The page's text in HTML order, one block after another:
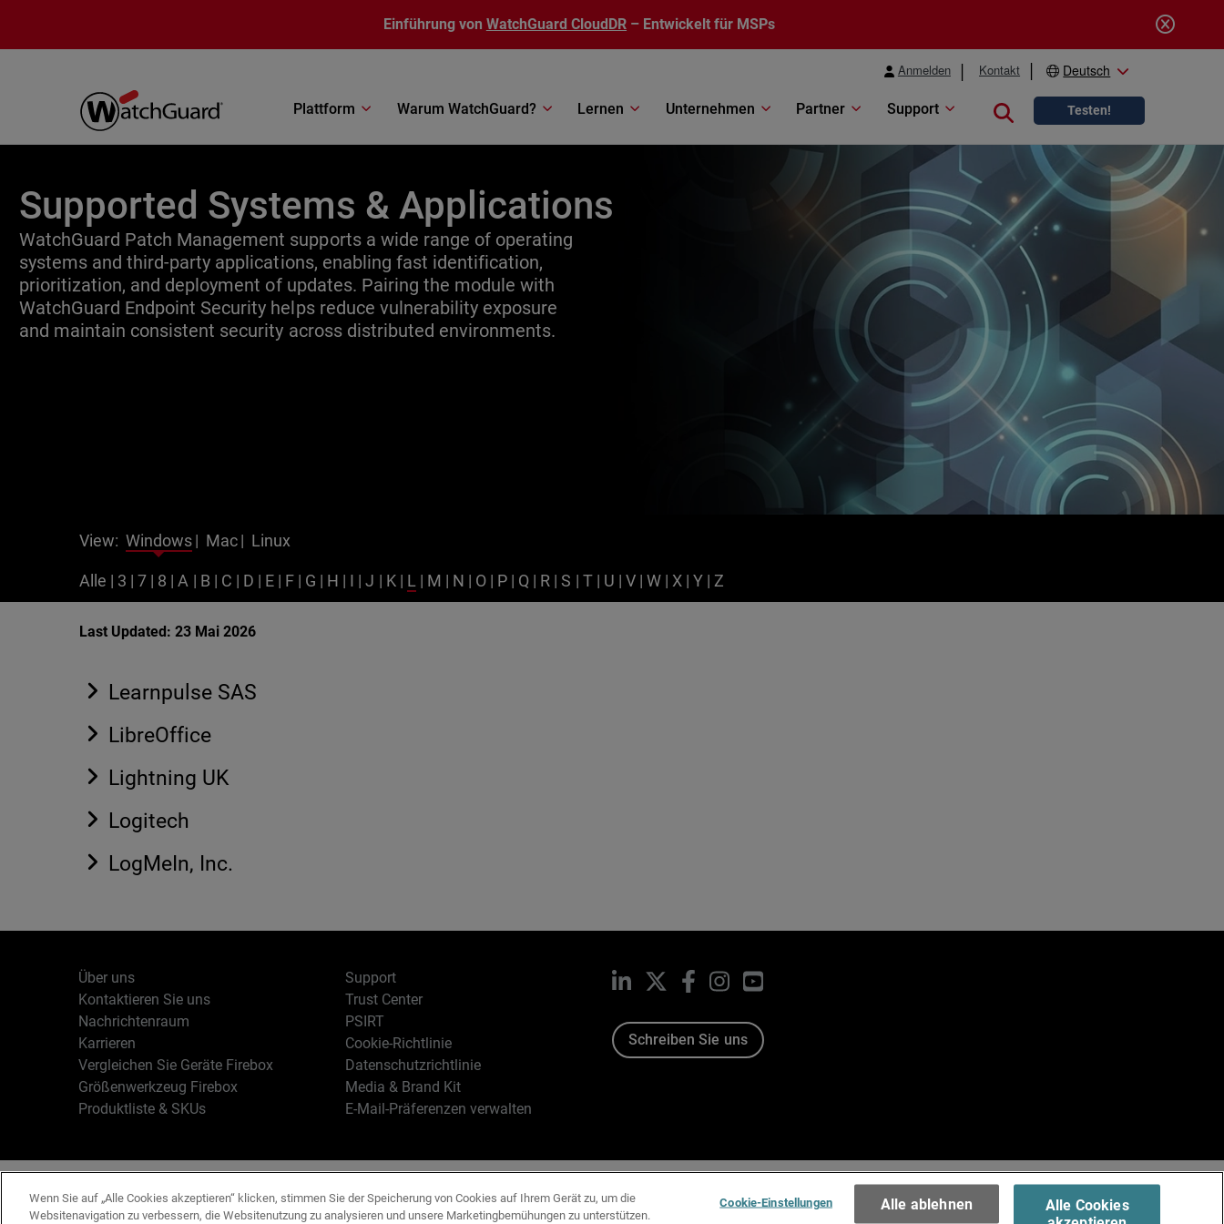
Einführung von WatchGuard CloudDR – Entwickelt für MSPs
Anmelden Kontakt Deutsch
Plattform Warum WatchGuard? Lernen Unternehmen Partner Support Close search
Testen!
Supported Systems & Applications
WatchGuard Patch Management supports a wide range of operating
systems and third-party applications, enabling fast identification,
prioritization, and deployment of updates. Pairing the module with
WatchGuard Endpoint Security helps reduce vulnerability exposure
and maintain consistent security across distributed environments.
View: Windows | Mac| Linux
Alle | 3 |7 | 8 | A | B | C | D | E | F | G | H | I |J | K | L | M | N | O | P | Q | R |S | T | U | V | W | X |Y | Z
Last Updated: 23 Mai 2026
Learnpulse SAS
LibreOffice
Lightning UK
Logitech
LogMeIn, Inc.
Über uns
Kontaktieren Sie uns
Nachrichtenraum
Karrieren
Vergleichen Sie Geräte Firebox
Größenwerkzeug Firebox
Produktliste & SKUs
Support
Trust Center
PSIRT
Cookie-Richtlinie
Datenschutzrichtlinie
Media & Brand Kit
E-Mail-Präferenzen verwalten
LinkedIn Facebook
InstagramYouTube
Schreiben Sie uns
Copyright © 1996-2026 WatchGuard Technologies, Inc. Alle Rechte vorbehalten. Terms of Use >
Wenn Sie auf „Alle Cookies akzeptieren“ klicken, stimmen Sie der Speicherung von Cookies auf Ihrem Gerät zu, um die
Websitenavigation zu verbessern, die Websitenutzung zu analysieren und unsere Marketingbemühungen zu unterstützen.
Cookie-Einstellungen Alle ablehnen
Alle Cookies